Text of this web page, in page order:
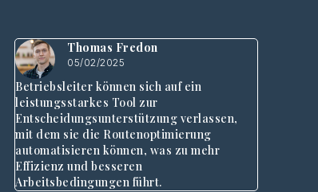
Thomas Fredon
05/02/2025
Betriebsleiter können sich auf ein
leistungsstarkes Tool zur
Entscheidungsunterstützung verlassen,
mit dem sie die Routenoptimierung
automatisieren können, was zu mehr
Effizienz und besseren
Arbeitsbedingungen führt.